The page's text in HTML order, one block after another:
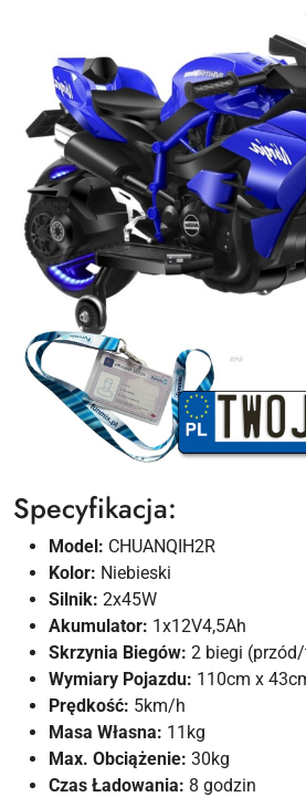
Specyfikacja:
Model: CHUANQIH2R
Kolor: Niebieski
Silnik: 2x45W
Akumulator: 1x12V4,5Ah
Skrzynia Biegów: 2 biegi (przód/
Wymiary Pojazdu: 110cm x
Prędkość: 5km/h
Masa Własna: 11kg
Max. Obciążenie: 30kg
Czas Ładowania: 8 godzin